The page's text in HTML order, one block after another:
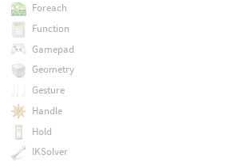
Foreach
Function
Gamepad
Geometry
Gesture
Handle
Hold
IKSolver